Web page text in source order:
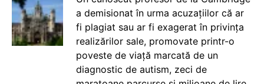
a demisionat în urma acuzațiilor că ar
fi plagiat sau ar fi exagerat în privința
realizărilor sale, promovate printr-o
poveste de viață marcată de un
diagnostic de autism, zeci de